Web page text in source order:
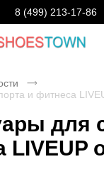
8 (499) 213-17-86
и фитнеса
для
LIVEUP